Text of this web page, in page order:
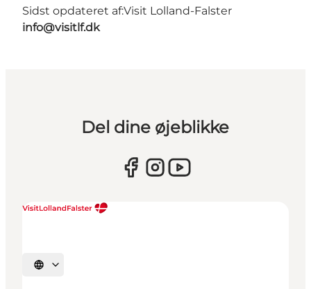
Sidst opdateret af:Visit Lolland-Falster
info@visitlf.dk
Del dine øjeblikke
Vælg sprog